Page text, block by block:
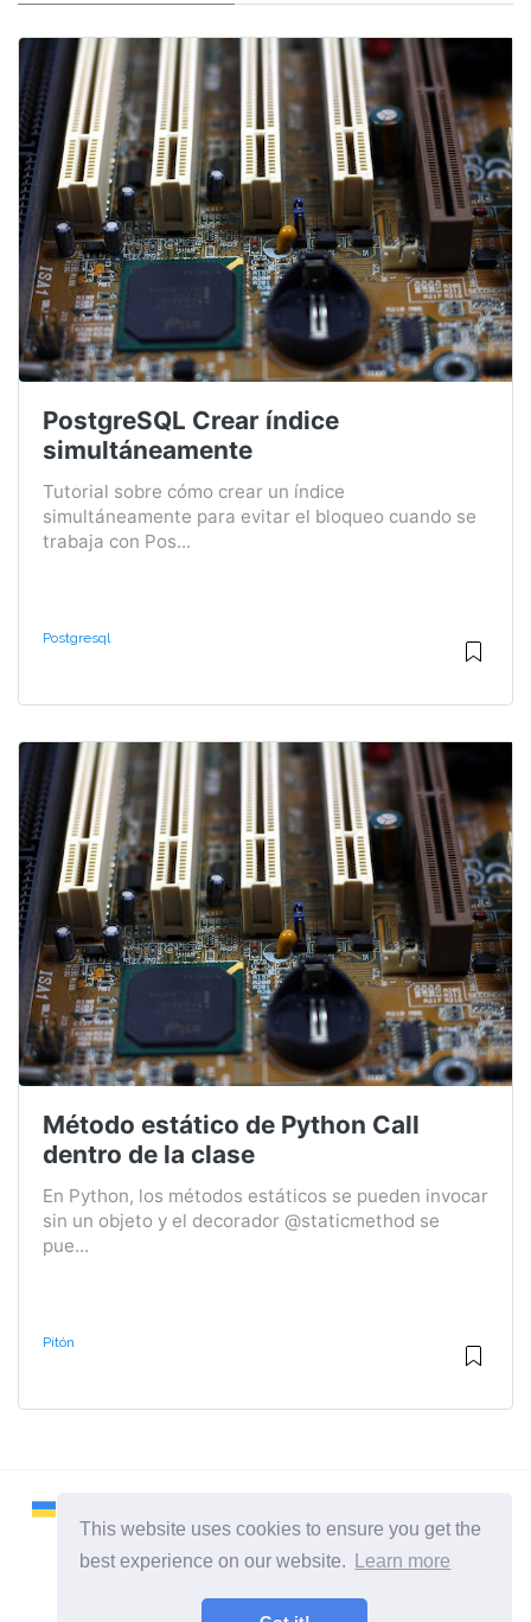
This website uses cookies to ensure you get the
best experience on our website.
Learn more
PostgreSQL Crear índice
simultáneamente
Tutorial sobre cómo crear un índice
simultáneamente para evitar el bloqueo cuando se
trabaja con Pos...
Postgresql
Método estático de Python Call
dentro de la clase
En Python, los métodos estáticos se pueden invocar
sin un objeto y el decorador @staticmethod se
pue...
Pitón
2026 ©Remontcompa